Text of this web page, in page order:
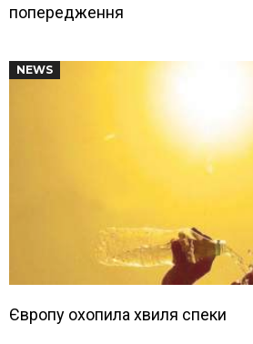
попередження
NEWS
Європу охопила хвиля спеки